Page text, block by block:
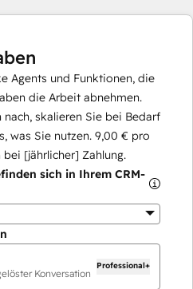
Agents und Funktionen, die
die Arbeit abnehmen.
skalieren Sie bei Bedarf
was Sie nutzen. 9,00 € pro
[jährlicher] Zahlung.
sich in Ihrem CRM-
Konversation
Professional+